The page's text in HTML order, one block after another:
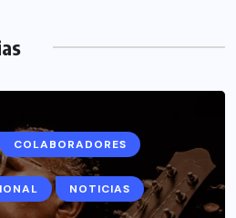
COLABORADORES
NOTICIAS